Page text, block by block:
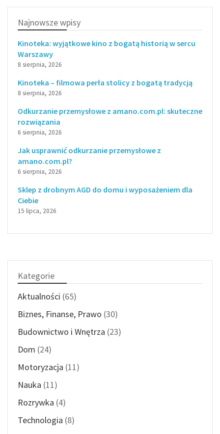
Najnowsze wpisy
Kinoteka: wyjątkowe kino z bogatą historią w sercu
Warszawy
8 sierpnia, 2026
Kinoteka – filmowa perła stolicy z bogatą tradycją
8 sierpnia, 2026
Odkurzanie przemysłowe z amano.com.pl: skuteczne
rozwiązania
6 sierpnia, 2026
Jak usprawnić odkurzanie przemysłowe z
amano.com.pl?
6 sierpnia, 2026
Sklep z drobnym AGD do domu i wyposażeniem dla
Ciebie
15 lipca, 2026
Kategorie
Aktualności (65)
Biznes, Finanse, Prawo (30)
Budownictwo i Wnętrza (23)
Dom (24)
Motoryzacja (11)
Nauka (11)
Rozrywka (4)
Technologia (8)